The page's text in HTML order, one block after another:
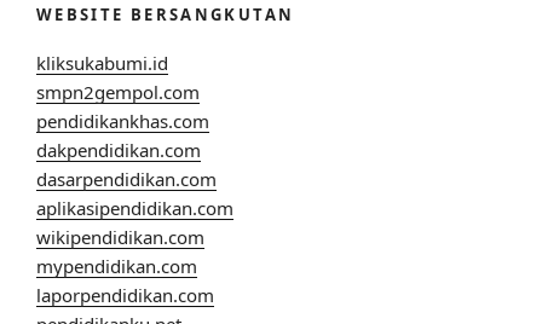
WEBSITE BERSANGKUTAN
kliksukabumi.id
smpn2gempol.com
pendidikankhas.com
dakpendidikan.com
dasarpendidikan.com
aplikasipendidikan.com
wikipendidikan.com
mypendidikan.com
laporpendidikan.com